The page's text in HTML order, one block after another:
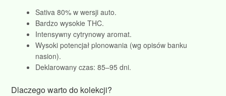
Sativa 80% w wersji auto.
Bardzo wysokie THC.
Intensywny cytrynowy aromat.
Wysoki potencjał plonowania (wg opisów banku
nasion).
Deklarowany czas: 85–95 dni.
Dlaczego warto do kolekcji?